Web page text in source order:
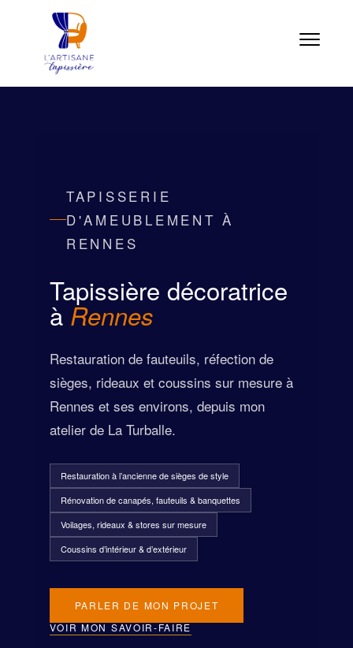
TAPISSERIE
D'AMEUBLEMENT À
RENNES
Tapissière décoratrice
à Rennes
Restauration de fauteuils, réfection de
sièges, rideaux et coussins sur mesure à
Rennes et ses environs, depuis mon
atelier de La Turballe.
Restauration à l’ancienne de sièges de style
Rénovation de canapés, fauteuils & banquettes
Voilages, rideaux & stores sur mesure
Coussins d’intérieur & d’extérieur
PARLER DE MON PROJET
VOIR MON SAVOIR-FAIRE